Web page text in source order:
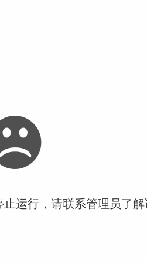
运行，请联系管理员了